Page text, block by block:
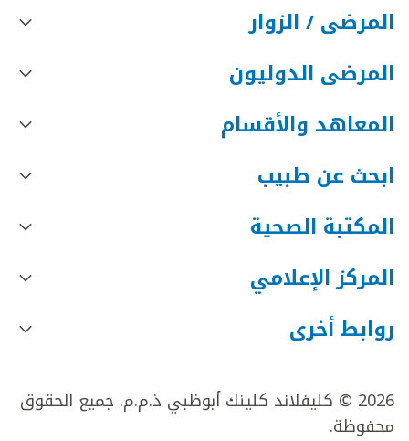
المرضى / الزوار
المرضى الدوليون
المعاهد والأقسام
ابحث عن طبيب
المكتبة الصحية
المركز الإعلامي
روابط أخرى
2026 © كليفلاند كلينك أبوظبي ذ.م.م. جميع الحقوق
محفوظة.